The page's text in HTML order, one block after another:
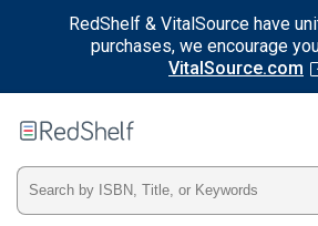
RedShelf & VitalSource have
purchases, we encourage
VitalSource.com
RedShelf
Type